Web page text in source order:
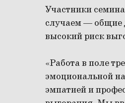
Участники
случаем — общие
высокий риск
«Работа в поле
эмоциональной
эмпатией и